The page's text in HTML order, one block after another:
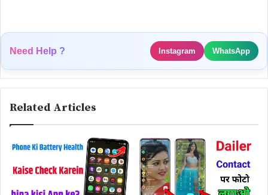
Need Help ? Instagram WhatsApp
Related Articles